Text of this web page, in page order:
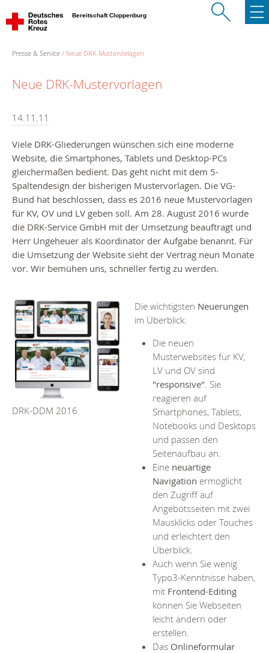
Bereitschaft Cloppenburg
Presse & Service Neue DRK-Mustervorlagen
Neue DRK-Mustervorlagen
14.11.11
Viele DRK-Gliederungen wünschen sich eine moderne
Website, die Smartphones, Tablets und Desktop-PCs
gleichermaßen bedient. Das geht nicht mit dem 5-
Spaltendesign der bisherigen Mustervorlagen. Die VG-
Bund hat beschlossen, dass es 2016 neue Mustervorlagen
für KV, OV und LV geben soll. Am 28. August 2016 wurde
die DRK-Service GmbH mit der Umsetzung beauftragt und
Herr Ungeheuer als Koordinator der Aufgabe benannt. Für
die Umsetzung der Website sieht der Vertrag neun Monate
vor. Wir bemühen uns, schneller fertig zu werden.
DRK-DDM 2016
Die wichtigsten Neuerungen
im Überblick:
Die neuen
Musterwebsites für KV,
LV und OV sind
"responsive" . Sie
reagieren auf
Smartphones, Tablets,
Notebooks und Desktops
und passen den
Seitenaufbau an.
Eine neuartige
Navigation ermöglicht
den Zugriff auf
Angebotsseiten mit zwei
Mausklicks oder Touches
und erleichtert den
Überblick.
Auch wenn Sie wenig
Typo3-Kenntnisse haben,
mit Frontend-Editing
können Sie Webseiten
leicht ändern oder
erstellen.
DasOnlineformular